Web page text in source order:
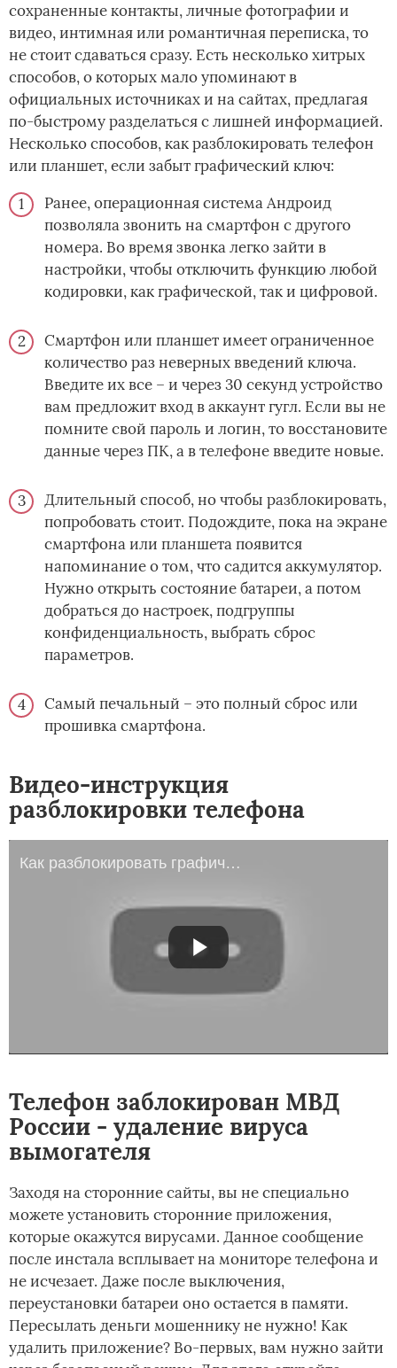
сохраненные контакты, личные фотографии и
видео, интимная или романтичная переписка, то
не стоит сдаваться сразу. Есть несколько хитрых
способов, о которых мало упоминают в
официальных источниках и на сайтах, предлагая
по-быстрому разделаться с лишней информацией.
Несколько способов, как разблокировать телефон
или планшет, если забыт графический ключ:
Ранее, операционная система Андроид
позволяла звонить на смартфон с другого
номера. Во время звонка легко зайти в
настройки, чтобы отключить функцию любой
кодировки, как графической, так и цифровой.
Смартфон или планшет имеет ограниченное
количество раз неверных введений ключа.
Введите их все – и через 30 секунд устройство
вам предложит вход в аккаунт гугл. Если вы не
помните свой пароль и логин, то восстановите
данные через ПК, а в телефоне введите новые.
Длительный способ, но чтобы разблокировать,
попробовать стоит. Подождите, пока на экране
смартфона или планшета появится
напоминание о том, что садится аккумулятор.
Нужно открыть состояние батареи, а потом
добраться до настроек, подгруппы
конфиденциальность, выбрать сброс
параметров.
Самый печальный – это полный сброс или
прошивка смартфона.
Видео-инструкция
разблокировки телефона
Как разблокировать графический ключ на планшете? Что делать если забыли графический ключ?
Телефон заблокирован МВД
России - удаление вируса
вымогателя
Заходя на сторонние сайты, вы не специально
можете установить сторонние приложения,
которые окажутся вирусами. Данное сообщение
после инстала всплывает на мониторе телефона и
не исчезает. Даже после выключения,
переустановки батареи оно остается в памяти.
Пересылать деньги мошеннику не нужно! Как
удалить приложение? Во-первых, вам нужно зайти